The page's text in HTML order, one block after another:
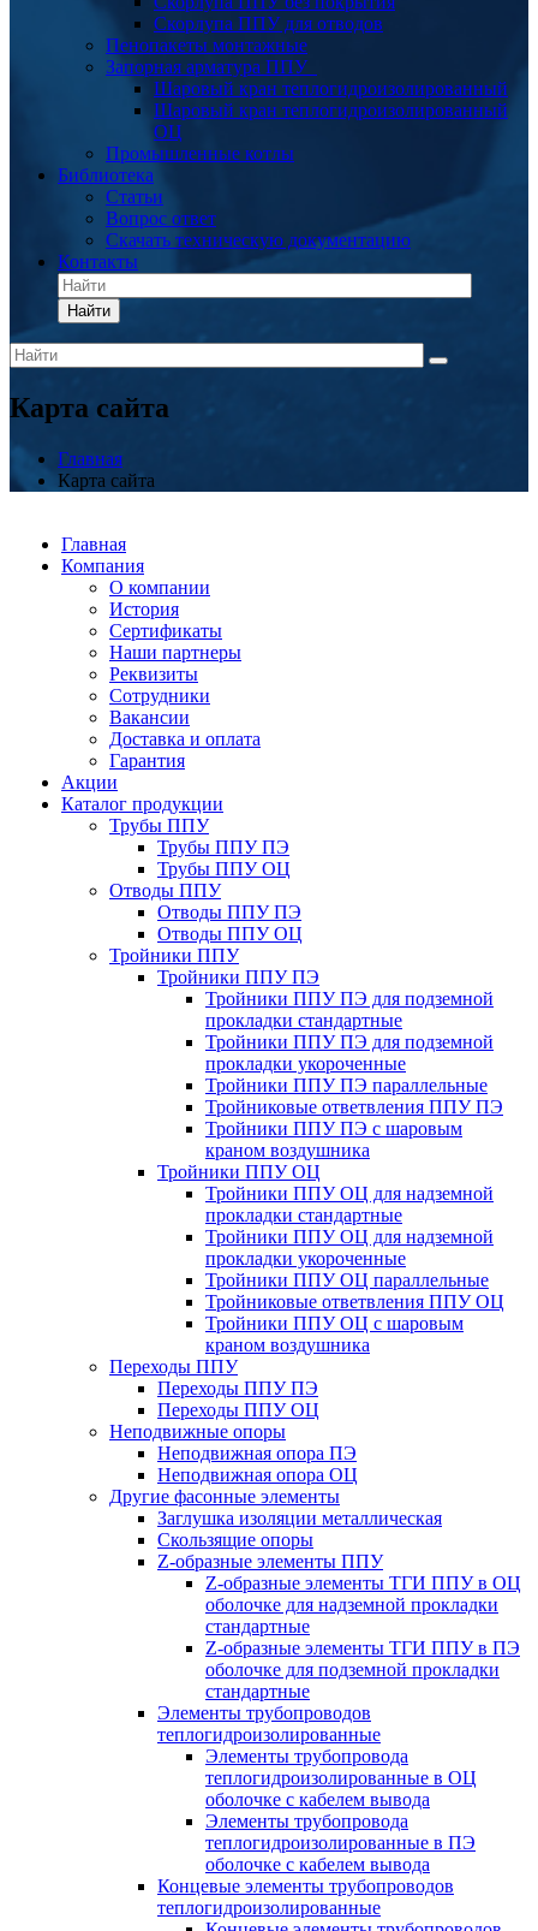
Скорлупа ППУ для отводов
Пенопакеты монтажные
Запорная арматура ППУ
Шаровый кран теплогидроизолированный
Шаровый кран теплогидроизолированный
ОЦ
Промышленные котлы
Библиотека
Статьи
Вопрос ответ
Скачать техническую документацию
Контакты
Найти
Карта сайта
Главная
Карта сайта
Главная
Компания
О компании
История
Сертификаты
Наши партнеры
Реквизиты
Сотрудники
Вакансии
Доставка и оплата
Гарантия
Акции
Каталог продукции
Трубы ППУ
Трубы ППУ ПЭ
Трубы ППУ ОЦ
Отводы ППУ
Отводы ППУ ПЭ
Отводы ППУ ОЦ
Тройники ППУ
Тройники ППУ ПЭ
Тройники ППУ ПЭ для подземной
прокладки стандартные
Тройники ППУ ПЭ для подземной
прокладки укороченные
Тройники ППУ ПЭ параллельные
Тройниковые ответвления ППУ ПЭ
Тройники ППУ ПЭ с шаровым
краном воздушника
Тройники ППУ ОЦ
Тройники ППУ ОЦ для надземной
прокладки стандартные
Тройники ППУ ОЦ для надземной
прокладки укороченные
Тройники ППУ ОЦ параллельные
Тройниковые ответвления ППУ ОЦ
Тройники ППУ ОЦ с шаровым
краном воздушника
Переходы ППУ
Переходы ППУ ПЭ
Переходы ППУ ОЦ
Неподвижные опоры
Неподвижная опора ПЭ
Неподвижная опора ОЦ
Другие фасонные элементы
Заглушка изоляции металлическая
Скользящие опоры
Z-образные элементы ППУ
Z-образные элементы ТГИ ППУ в ОЦ
оболочке для надземной прокладки
стандартные
Z-образные элементы ТГИ ППУ в ПЭ
оболочке для подземной прокладки
стандартные
Элементы трубопроводов
теплогидроизолированные
Элементы трубопровода
теплогидроизолированные в ОЦ
оболочке с кабелем вывода
Элементы трубопровода
теплогидроизолированные в ПЭ
оболочке с кабелем вывода
Концевые элементы трубопроводов
теплогидроизолированные